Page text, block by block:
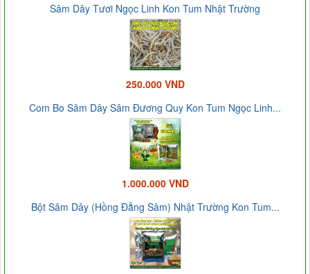
Sâm Dây Tươi Ngọc Linh Kon Tum Nhật Trường
250.000 VND
Com Bo Sâm Dây Sâm Đương Quy Kon Tum Ngọc Linh...
1.000.000 VND
Bột Sâm Dây (Hồng Đẳng Sâm) Nhật Trường Kon Tum...